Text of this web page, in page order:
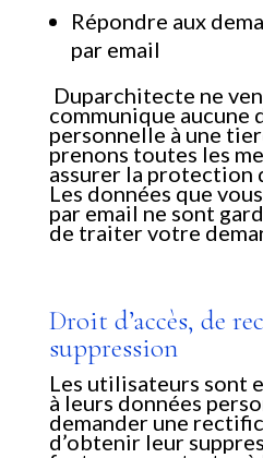
Répondre aux
par email
Duparchitecte ne
communique aucune
personnelle à une
prenons toutes les
assurer la protection
Les données que
par email ne sont
de traiter votre
Droit d’accès, de
suppression
Les utilisateurs sont
à leurs données
demander une
d’obtenir leur